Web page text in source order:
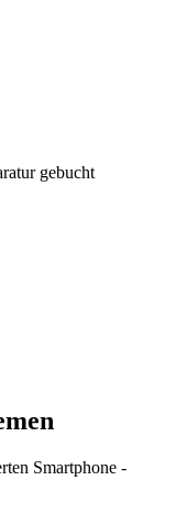
gebucht
Smartphone -